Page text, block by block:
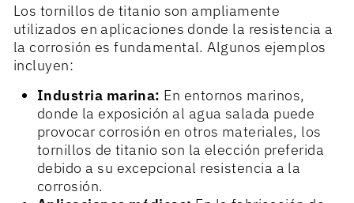
Los tornillos de titanio son ampliamente
utilizados en aplicaciones donde la resistencia a
la corrosión es fundamental. Algunos ejemplos
incluyen:
Industria marina: En entornos marinos,
donde la exposición al agua salada puede
provocar corrosión en otros materiales, los
tornillos de titanio son la elección preferida
debido a su excepcional resistencia a la
corrosión.